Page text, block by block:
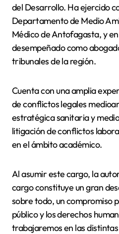
del Desarrollo. Ha ejercido
Departamento de Medio
Médico de Antofagasta, y
desempeñado como
tribunales de la región.
Cuenta con una amplia
de conflictos legales
estratégica sanitaria y
litigación de conflictos
en el ámbito académico.
Al asumir este cargo, la
cargo constituye un gran
sobre todo, un compromiso
público y los derechos
trabajaremos en las